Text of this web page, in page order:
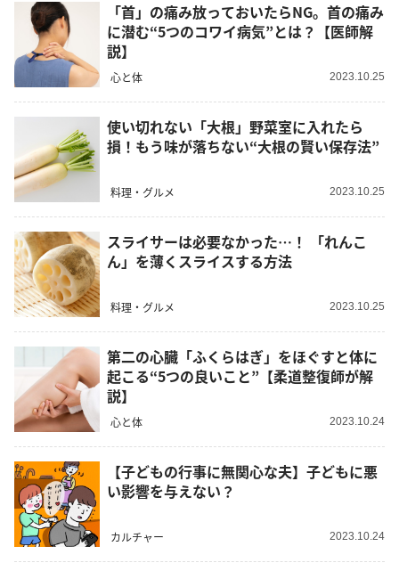
「首」の痛み放っておいたらNG。首の痛み
に潜む“5つのコワイ病気”とは？【医師解
説】
心と体 2023.10.25
使い切れない「大根」野菜室に入れたら
損！もう味が落ちない“大根の賢い保存法”
料理・グルメ 2023.10.25
スライサーは必要なかった…！ 「れんこ
ん」を薄くスライスする方法
料理・グルメ 2023.10.25
第二の心臓「ふくらはぎ」をほぐすと体に
起こる“5つの良いこと”【柔道整復師が解
説】
心と体 2023.10.24
【子どもの行事に無関心な夫】子どもに悪
い影響を与えない？
カルチャー 2023.10.24